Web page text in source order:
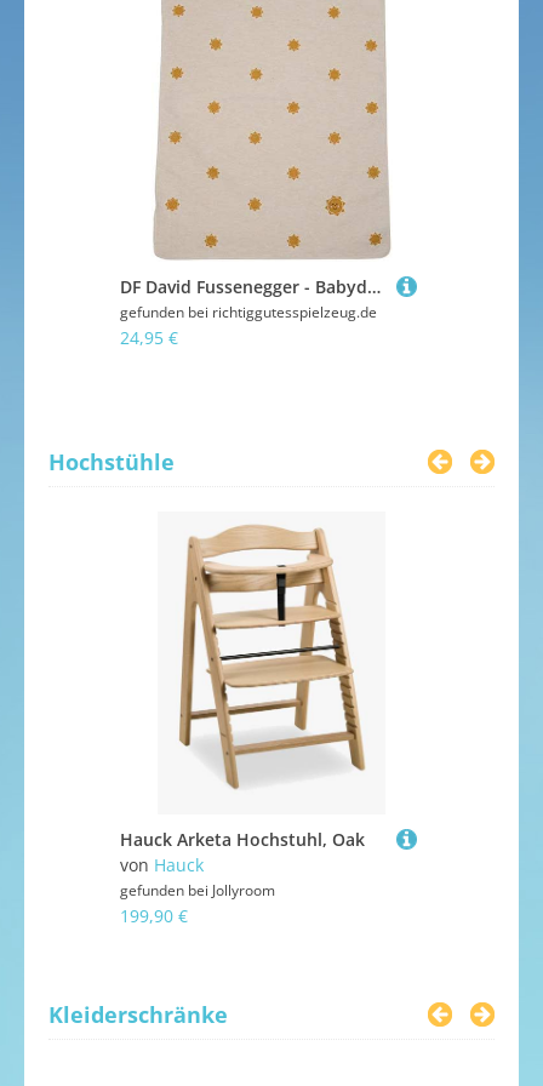
DF David Fussenegger - Babydecke Sonne rohweiß
gefunden bei richtiggutesspielzeug.de
24,95 €
Hochstühle
Hauck Arketa Hochstuhl, Oak
von Hauck
gefunden bei Jollyroom
199,90 €
Kleiderschränke